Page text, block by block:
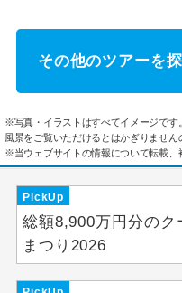
その他のツアーを
※写真・イラストはすべてイメージです
風景をご覧いただけるとはかぎりません
※当ウェブサイトの情報について転載、
PickUp
総額8,900万円分の
まつり2026